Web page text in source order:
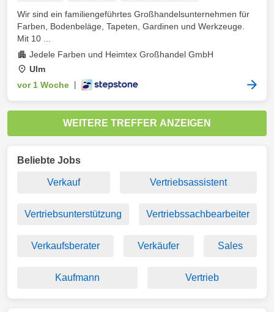
Wir sind ein familiengeführtes Großhandelsunternehmen für
Farben, Bodenbeläge, Tapeten, Gardinen und Werkzeuge.
Mit 10 ...
Jedele Farben und Heimtex Großhandel GmbH
Ulm
vor 1 Woche
WEITERE TREFFER ANZEIGEN
Beliebte Jobs
Verkauf Vertriebsassistent
Vertriebsunterstützung Vertriebssachbearbeiter
Verkaufsberater Verkäufer Sales
Kaufmann Vertrieb